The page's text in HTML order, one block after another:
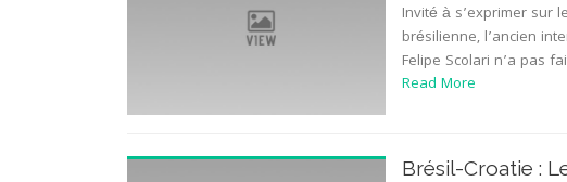
Invité à s’exprimer sur
brésilienne, l’ancien
Felipe Scolari n’a pas
Read More
Brésil-Croatie :